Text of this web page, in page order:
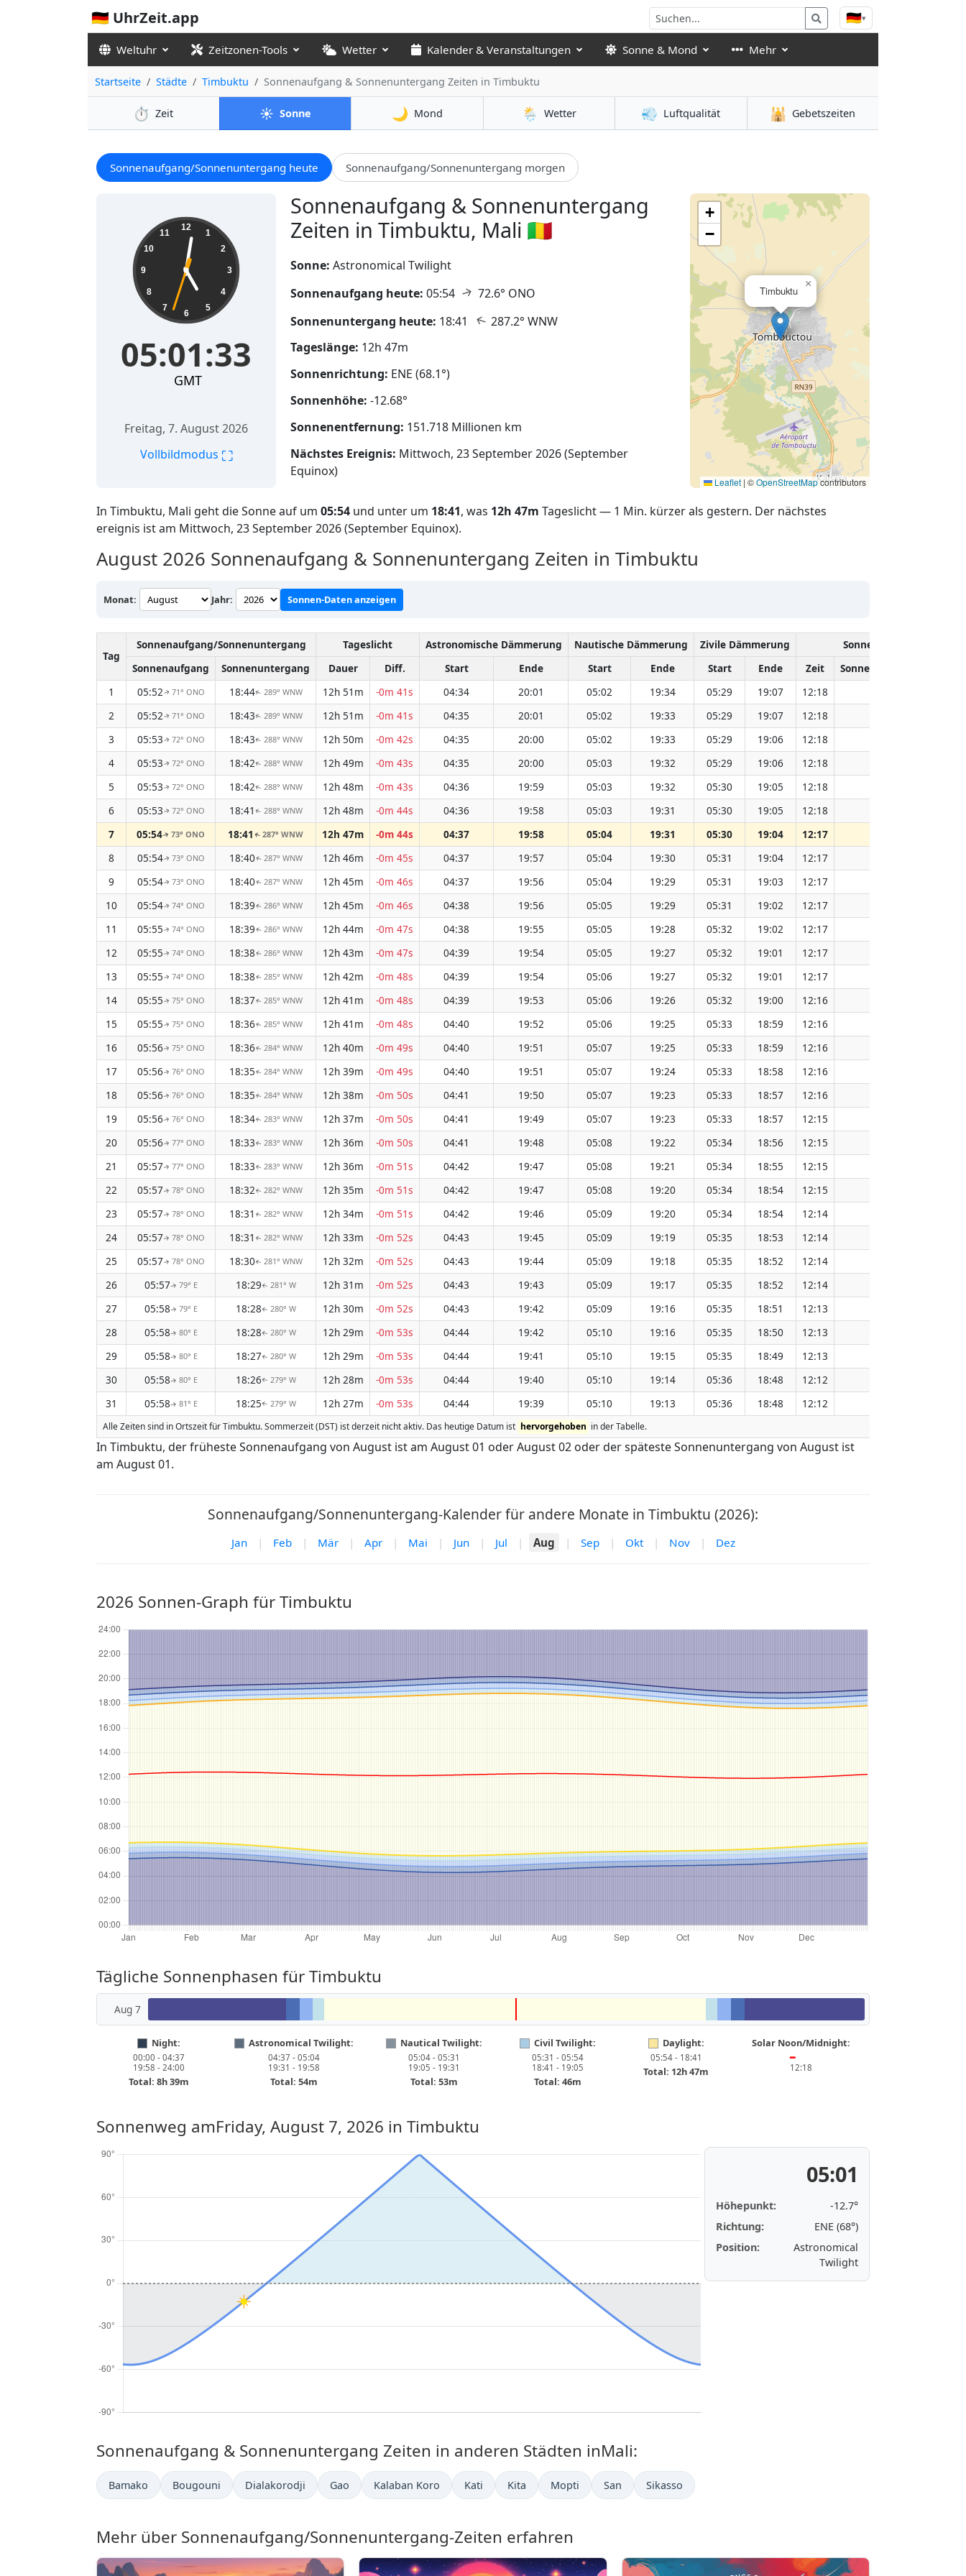
🇩🇪 UhrZeit.app 🇩🇪▾
Weltuhr Zeitzonen-Tools Wetter Kalender & Veranstaltungen Sonne & Mond Mehr
Startseite Städte Timbuktu Sonnenaufgang & Sonnenuntergang Zeiten in Timbuktu
⏱️ Zeit ☀️ Sonne 🌙 Mond 🌦️ Wetter 💨 Luftqualität 🕌 Gebetszeiten
Sonnenaufgang/Sonnenuntergang heute Sonnenaufgang/Sonnenuntergang morgen
Sonnenaufgang & Sonnenuntergang
Zeiten in Timbuktu, Mali 🇲🇱
05:01:34 12
1
2
3
4
5
6
7
8
9
10
11
05:01:34
GMT
Freitag, 7. August 2026
Vollbildmodus ⛶
Sonne: Astronomical Twilight
Sonnenaufgang heute: 05:54 ↑ 72.6° ONO
Sonnenuntergang heute: 18:41 ↑ 287.2° WNW
Tageslänge: 12h 47m
Sonnenrichtung: ENE (68.1°)
Sonnenhöhe: -12.68°
Sonnenentfernung: 151.718 Millionen km
Nächstes Ereignis: Mittwoch, 23 September 2026 (September
Equinox)
Timbuktu
×
+
−
Leaflet | ©OpenStreetMapcontributors
In Timbuktu, Mali geht die Sonne auf um 05:54 und unter um 18:41, was 12h 47m Tageslicht — 1 Min. kürzer als gestern. Der nächstes
ereignis ist am Mittwoch, 23 September 2026 (September Equinox).
August 2026 Sonnenaufgang & Sonnenuntergang Zeiten in Timbuktu
Monat: Jahr: Sonnen-Daten anzeigen
Tag
Sonnenaufgang/Sonnenuntergang Tageslicht Astronomische Dämmerung Nautische Dämmerung Zivile Dämmerung
Sonnenhöchststand
Sonnenaufgang
Sonnenuntergang Dauer Diff. Start Ende Start Ende Start Ende Zeit
Sonnenentfernung (Mio.
1
05:52↑ 71° ONO 18:44↑ 289° WNW 12h 51m -0m 41s 04:34 20:01 05:02 19:34 05:29 19:07 12:18
2
05:52↑ 71° ONO 18:43↑ 289° WNW 12h 51m -0m 41s 04:35 20:01 05:02 19:33 05:29 19:07 12:18
3
05:53↑ 72° ONO 18:43↑ 288° WNW 12h 50m -0m 42s 04:35 20:00 05:02 19:33 05:29 19:06 12:18
4
05:53↑ 72° ONO 18:42↑ 288° WNW 12h 49m -0m 43s 04:35 20:00 05:03 19:32 05:29 19:06 12:18
5
05:53↑ 72° ONO 18:42↑ 288° WNW 12h 48m -0m 43s 04:36 19:59 05:03 19:32 05:30 19:05 12:18
6
05:53↑ 72° ONO 18:41 ↑ 288° WNW 12h 48m -0m 44s 04:36 19:58 05:03 19:31 05:30 19:05 12:18
7
05:54↑73° ONO 18:41 ↑287° WNW 12h 47m -0m 44s 04:37 19:58 05:04 19:31 05:30 19:04 12:17
8
05:54↑ 73° ONO 18:40↑ 287° WNW 12h 46m -0m 45s 04:37 19:57 05:04 19:30 05:31 19:04 12:17
9
05:54↑ 73° ONO 18:40↑ 287° WNW 12h 45m -0m 46s 04:37 19:56 05:04 19:29 05:31 19:03 12:17
10
05:54↑ 74° ONO 18:39↑ 286° WNW 12h 45m -0m 46s 04:38 19:56 05:05 19:29 05:31 19:02 12:17
11
05:55↑ 74° ONO 18:39↑ 286° WNW 12h 44m -0m 47s 04:38 19:55 05:05 19:28 05:32 19:02 12:17
12
05:55↑ 74° ONO 18:38↑ 286° WNW 12h 43m -0m 47s 04:39 19:54 05:05 19:27 05:32 19:01 12:17
13
05:55↑ 74° ONO 18:38↑ 285° WNW 12h 42m -0m 48s 04:39 19:54 05:06 19:27 05:32 19:01 12:17
14
05:55↑ 75° ONO 18:37↑ 285° WNW 12h 41m -0m 48s 04:39 19:53 05:06 19:26 05:32 19:00 12:16
15
05:55↑ 75° ONO 18:36↑ 285° WNW 12h 41m -0m 48s 04:40 19:52 05:06 19:25 05:33 18:59 12:16
16
05:56↑ 75° ONO 18:36↑ 284° WNW 12h 40m -0m 49s 04:40 19:51 05:07 19:25 05:33 18:59 12:16
17
05:56↑ 76° ONO 18:35↑ 284° WNW 12h 39m -0m 49s 04:40 19:51 05:07 19:24 05:33 18:58 12:16
18
05:56↑ 76° ONO 18:35↑ 284° WNW 12h 38m -0m 50s 04:41 19:50 05:07 19:23 05:33 18:57 12:16
19
05:56↑ 76° ONO 18:34↑ 283° WNW 12h 37m -0m 50s 04:41 19:49 05:07 19:23 05:33 18:57 12:15
20
05:56↑ 77° ONO 18:33↑ 283° WNW 12h 36m -0m 50s 04:41 19:48 05:08 19:22 05:34 18:56 12:15
21
05:57↑ 77° ONO 18:33↑ 283° WNW 12h 36m -0m 51s 04:42 19:47 05:08 19:21 05:34 18:55 12:15
22
05:57↑ 78° ONO 18:32↑ 282° WNW 12h 35m -0m 51s 04:42 19:47 05:08 19:20 05:34 18:54 12:15
23
05:57↑ 78° ONO 18:31 ↑ 282° WNW 12h 34m -0m 51s 04:42 19:46 05:09 19:20 05:34 18:54 12:14
24
05:57↑ 78° ONO 18:31 ↑ 282° WNW 12h 33m -0m 52s 04:43 19:45 05:09 19:19 05:35 18:53 12:14
25
05:57↑ 78° ONO 18:30↑ 281° WNW 12h 32m -0m 52s 04:43 19:44 05:09 19:18 05:35 18:52 12:14
26
05:57↑ 79° E 18:29↑ 281° W 12h 31m -0m 52s 04:43 19:43 05:09 19:17 05:35 18:52 12:14
27
05:58↑ 79° E 18:28↑ 280° W 12h 30m -0m 52s 04:43 19:42 05:09 19:16 05:35 18:51 12:13
28
05:58↑ 80° E 18:28↑ 280° W 12h 29m -0m 53s 04:44 19:42 05:10 19:16 05:35 18:50 12:13
29
05:58↑ 80° E 18:27↑ 280° W 12h 29m -0m 53s 04:44 19:41 05:10 19:15 05:35 18:49 12:13
30
05:58↑ 80° E 18:26↑ 279° W 12h 28m -0m 53s 04:44 19:40 05:10 19:14 05:36 18:48 12:12
31
05:58↑ 81° E 18:25↑ 279° W 12h 27m -0m 53s 04:44 19:39 05:10 19:13 05:36 18:48 12:12
Alle Zeiten sind in Ortszeit für Timbuktu. Sommerzeit (DST) ist derzeit nicht aktiv. Das heutige Datum ist hervorgehoben in der Tabelle.
In Timbuktu, der früheste Sonnenaufgang von August ist am August 01 oder August 02 oder der späteste Sonnenuntergang von August ist
am August 01.
Sonnenaufgang/Sonnenuntergang-Kalender für andere Monate in Timbuktu (2026):
Jan | Feb | Mär | Apr | Mai | Jun | Jul | Aug | Sep | Okt | Nov | Dez
2026 Sonnen-Graph für Timbuktu
Tägliche Sonnenphasen für Timbuktu
Aug 7
Night:
00:00 - 04:37
19:58 - 24:00
Total: 8h 39m
Astronomical Twilight:
04:37 - 05:04
19:31 - 19:58
Total: 54m
Nautical Twilight:
05:04 - 05:31
19:05 - 19:31
Total: 53m
Civil Twilight:
05:31 - 05:54
18:41 - 19:05
Total: 46m
Daylight:
05:54 - 18:41
Total: 12h 47m
Solar Noon/Midnight:
━
12:18
Sonnenweg amFriday, August 7, 2026 in Timbuktu
05:01
Höhepunkt:
-12.7°
Richtung:
ENE (68°)
Position:
Astronomical
Twilight
Sonnenaufgang & Sonnenuntergang Zeiten in anderen Städten inMali:
Bamako Bougouni Dialakorodji Gao Kalaban Koro Kati Kita Mopti San Sikasso
Mehr über Sonnenaufgang/Sonnenuntergang-Zeiten erfahren